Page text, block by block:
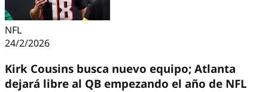
NFL
24/2/2026
Kirk Cousins busca nuevo equipo; Atlanta
dejará libre al QB empezando el año de NFL